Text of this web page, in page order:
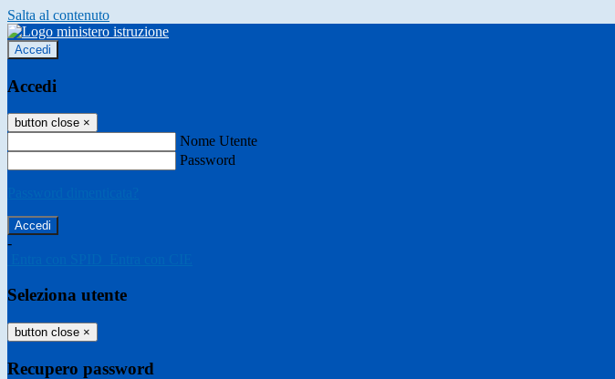
Salta al contenuto
Accedi
Accedi
button close ×
Nome Utente
Password
-
Seleziona utente
button close ×
Recupero password